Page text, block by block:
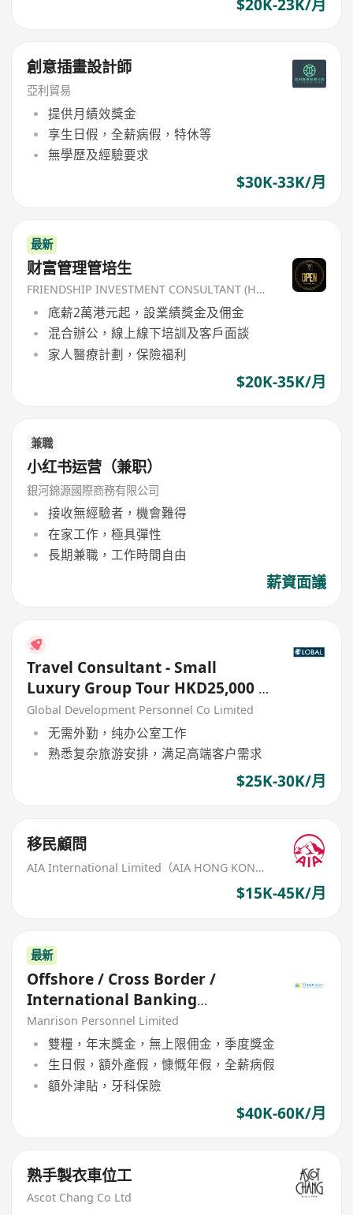
$20K-23K/月
創意插畫設計師
亞利貿易
提供月績效獎金
享生日假，全薪病假，特休等
無學歷及經驗要求
$30K-33K/月
最新
财富管理管培生
FRIENDSHIP INVESTMENT CONSULTANT (HK) CO
底薪2萬港元起，設業績獎金及佣金
混合辦公，線上線下培訓及客戶面談
家人醫療計劃，保險福利
$20K-35K/月
兼職
小红书运营（兼职）
銀河錦源國際商務有限公司
接收無經驗者，機會難得
在家工作，極具彈性
長期兼職，工作時間自由
薪資面議
Travel Consultant - Small
Luxury Group Tour HKD25,000 -
30,000
Global Development Personnel Co Limited
无需外勤，纯办公室工作
熟悉复杂旅游安排，满足高端客户需求
$25K-30K/月
移民顧問
AIA International Limited（AIA HONG KONG）
$15K-45K/月
最新
Offshore / Cross Border /
International Banking
Relationship Manager
Manrison Personnel Limited
雙糧，年末獎金，無上限佣金，季度獎金
生日假，額外產假，慷慨年假，全薪病假
額外津貼，牙科保險
$40K-60K/月
熟手製衣車位工
Ascot Chang Co Ltd